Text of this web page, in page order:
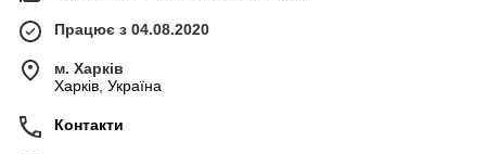
Працює з 04.08.2020
м. Харків
Харків, Україна
Контакти